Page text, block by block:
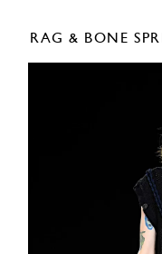
RAG & BONE